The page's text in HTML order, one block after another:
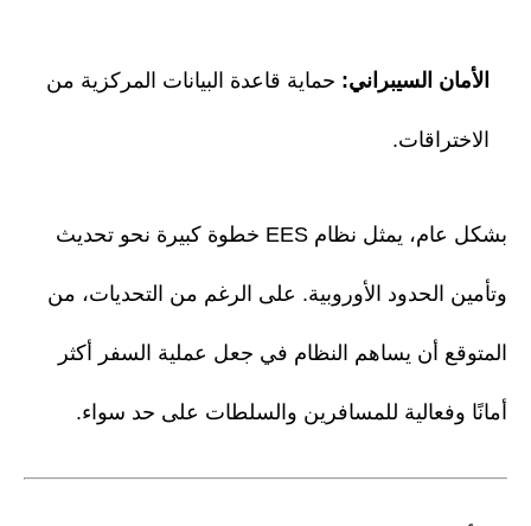
الأمان السيبراني: حماية قاعدة البيانات المركزية من
الاختراقات.
بشكل عام، يمثل نظام EES خطوة كبيرة نحو تحديث
وتأمين الحدود الأوروبية. على الرغم من التحديات، من
المتوقع أن يساهم النظام في جعل عملية السفر أكثر
أمانًا وفعالية للمسافرين والسلطات على حد سواء.